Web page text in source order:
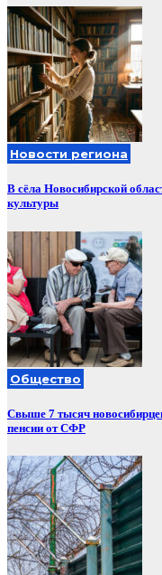
Новости региона
В сёла Новосибирской
культуры
Общество
Свыше 7 тысяч
пенсии от СФР